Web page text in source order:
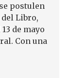
postulen
Libro,
de mayo
Con una